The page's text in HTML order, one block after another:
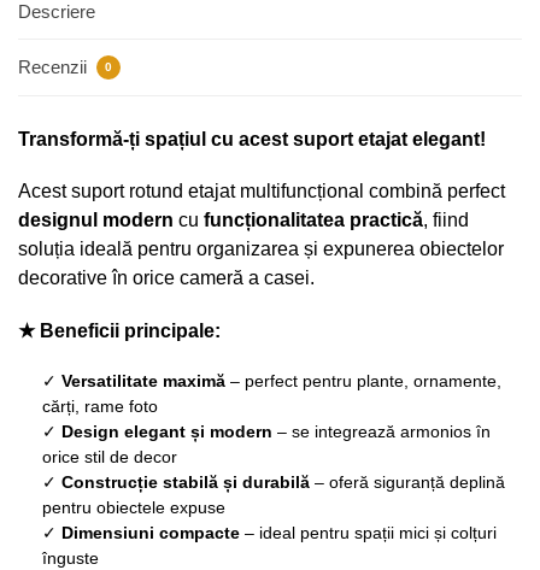
Descriere
Recenzii 0
Transformă-ți spațiul cu acest suport etajat elegant!
Acest suport rotund etajat multifuncțional combină perfect
designul modern cu funcționalitatea practică, fiind
soluția ideală pentru organizarea și expunerea obiectelor
decorative în orice cameră a casei.
★ Beneficii principale:
✓ Versatilitate maximă – perfect pentru plante, ornamente,
cărți, rame foto
✓ Design elegant și modern – se integrează armonios în
orice stil de decor
✓ Construcție stabilă și durabilă – oferă siguranță deplină
pentru obiectele expuse
✓ Dimensiuni compacte – ideal pentru spații mici și colțuri
înguste